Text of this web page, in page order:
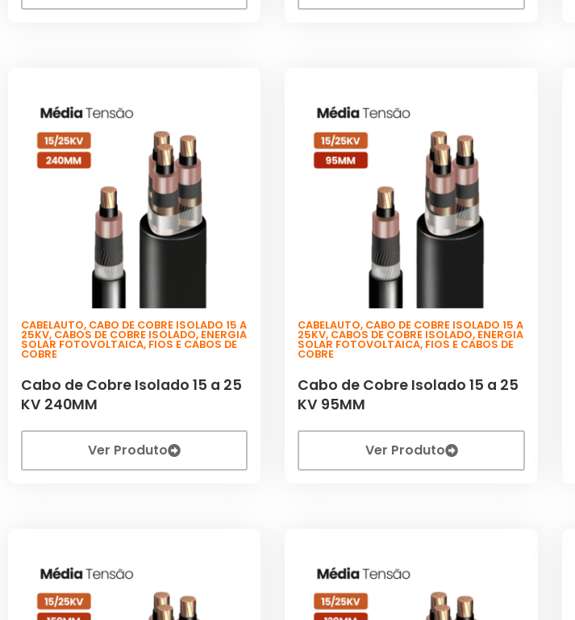
CABELAUTO, CABO DE COBRE ISOLADO 15 A
25KV, CABOS DE COBRE ISOLADO, ENERGIA
SOLAR FOTOVOLTAICA, FIOS E CABOS DE
COBRE
Cabo de Cobre Isolado 15 a 25
KV 240MM
Ver Produto
CABELAUTO, CABO DE COBRE ISOLADO 15 A
25KV, CABOS DE COBRE ISOLADO, ENERGIA
SOLAR FOTOVOLTAICA, FIOS E CABOS DE
COBRE
Cabo de Cobre Isolado 15 a 25
KV 95MM
Ver Produto